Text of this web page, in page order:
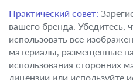
Практический совет:
вашего бренда. Убедитесь,
использовать все
материалы, размещенные
использования сторонних
лицензии или используйте